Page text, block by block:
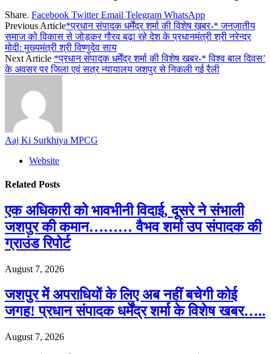
Share. Facebook Twitter Email Telegram WhatsApp
Previous Article*प्रधान संपादक धर्मेंद्र शर्मा की विशेष खबर-* जनजातीय
समाज को विकास से जोड़कर गौरव बढ़ा रहे देश के प्रधानमंत्री श्री नरेन्द्र
मोदी: मुख्यमंत्री श्री विष्णुदेव साय
Next Article *प्रधान संपादक धर्मेंद्र शर्मा की विशेष खबर-* विश्व बाल दिवस’
के अवसर पर जिला एवं सत्र न्यायालय जशपुर से निकली गई रैली
Aaj Ki Surkhiya MPCG
Website
Related Posts
एक अधिकारी को भावभीनी विदाई, दूसरे ने संभाली
जशपुर की कमान……… वैभव शर्मा उप संपादक की
ग्राउंड रिपोर्ट
August 7, 2026
जशपुर में अपराधियों के लिए अब नहीं बचेगी कोई
जगह! प्रधान संपादक धर्मेंद्र शर्मा के विशेष खबर…..
August 7, 2026